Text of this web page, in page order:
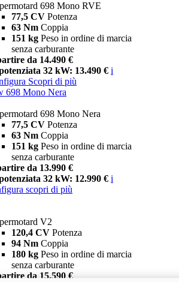
698 Mono RVE
77,5 CV Potenza
63 Nm Coppia
151 kg Peso in ordine di marcia
senza carburante
da 14.490 €
32 kW: 13.490 € i
Scopri di più
698 Mono Nera
698 Mono Nera
77,5 CV Potenza
63 Nm Coppia
151 kg Peso in ordine di marcia
senza carburante
da 13.990 €
32 kW: 12.990 € i
scopri di più
V2
120,4 CV Potenza
94 Nm Coppia
180 kg Peso in ordine di marcia
senza carburante
da 15.590 €